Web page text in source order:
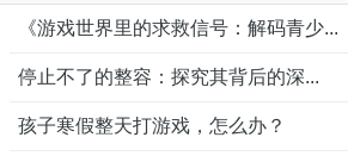
《游戏世界里的求救信号：解码青少...
停止不了的整容：探究其背后的深...
孩子寒假整天打游戏，怎么办？